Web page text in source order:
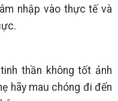
nhập vào thực tế và
thần không tốt ảnh
hãy mau chóng đi đến